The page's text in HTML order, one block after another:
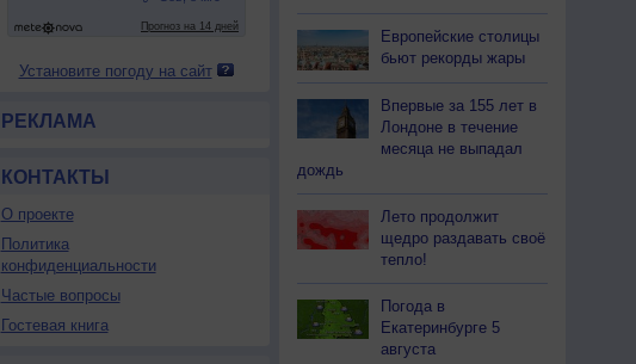
Установите погоду на сайт
РЕКЛАМА
КОНТАКТЫ
О проекте
Политика
конфиденциальности
Частые вопросы
Гостевая книга
Европейские столицы
бьют рекорды жары
Впервые за 155 лет в
Лондоне в течение
месяца не выпадал
дождь
Лето продолжит
щедро раздавать своё
тепло!
Погода в
Екатеринбурге 5
августа